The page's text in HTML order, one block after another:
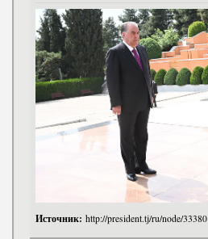
Источник: http://president.tj/ru/node/33380